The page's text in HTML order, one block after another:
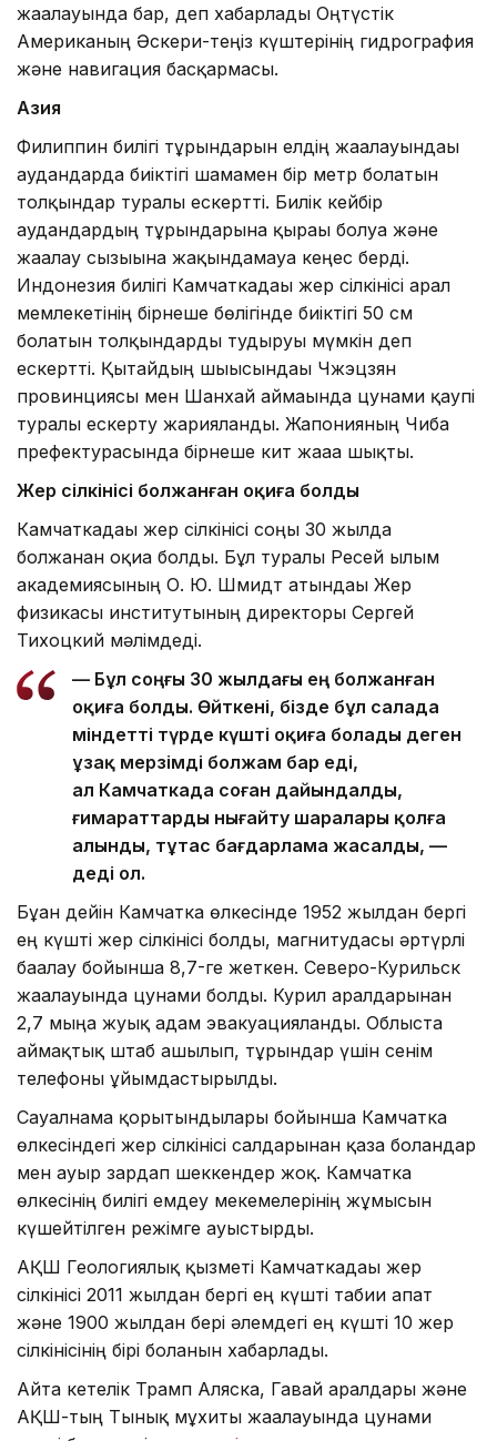
жағалауында бар, деп хабарлады Оңтүстік
Американың Әскери-теңіз күштерінің гидрография
және навигация басқармасы.
Азия
Филиппин билігі тұрғындарын елдің жағалауындағы
аудандарда биіктігі шамамен бір метр болатын
толқындар туралы ескертті. Билік кейбір
аудандардың тұрғындарына қырағы болуға және
жағалау сызығына жақындамауға кеңес берді.
Индонезия билігі Камчаткадағы жер сілкінісі арал
мемлекетінің бірнеше бөлігінде биіктігі 50 см
болатын толқындарды тудыруы мүмкін деп
ескертті. Қытайдың шығысындағы Чжэцзян
провинциясы мен Шанхай аймағында цунами қаупі
туралы ескерту жарияланды. Жапонияның Чиба
префектурасында бірнеше кит жағаға шықты.
Жер сілкінісі болжанған оқиға болды
Камчаткадағы жер сілкінісі соңғы 30 жылда
болжанған оқиға болды. Бұл туралы Ресей ғылым
академиясының О. Ю. Шмидт атындағы Жер
физикасы институтының директоры Сергей
Тихоцкий мәлімдеді.
— Бұл соңғы 30 жылдағы ең болжанған
оқиға болды. Өйткені, бізде бұл салада
міндетті түрде күшті оқиға болады деген
ұзақ мерзімді болжам бар еді,
ал Камчаткада соған дайындалды,
ғимараттарды нығайту шаралары қолға
алынды, тұтас бағдарлама жасалды, —
деді ол.
Бұған дейін Камчатка өлкесінде 1952 жылдан бергі
ең күшті жер сілкінісі болды, магнитудасы әртүрлі
бағалау бойынша 8,7-ге жеткен. Северо-Курильск
жағалауында цунами болды. Курил аралдарынан
2,7 мыңға жуық адам эвакуацияланды. Облыста
аймақтық штаб ашылып, тұрғындар үшін сенім
телефоны ұйымдастырылды.
Сауалнама қорытындылары бойынша Камчатка
өлкесіндегі жер сілкінісі салдарынан қаза болғандар
мен ауыр зардап шеккендер жоқ. Камчатка
өлкесінің билігі емдеу мекемелерінің жұмысын
күшейтілген режімге ауыстырды.
АҚШ Геологиялық қызметі Камчаткадағы жер
сілкінісі 2011 жылдан бергі ең күшті табиғи апат
және 1900 жылдан бері әлемдегі ең күшті 10 жер
сілкінісінің бірі болғанын хабарлады.
Айта кетелік Трамп Аляска, Гавай аралдары және
АҚШ-тың Тынық мұхиты жағалауында цунами